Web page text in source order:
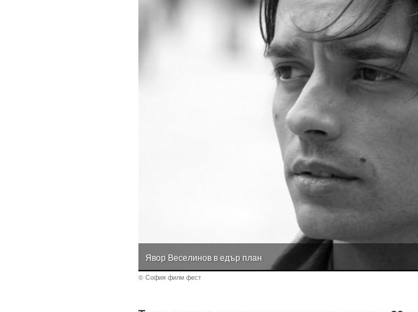
Явор Веселинов в едър план
© София филм фест